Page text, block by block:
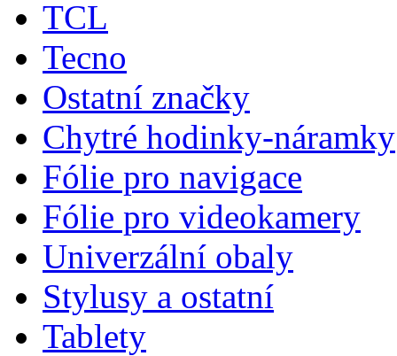
TCL
Tecno
Ostatní značky
Chytré hodinky-náramky
Fólie pro navigace
Fólie pro videokamery
Univerzální obaly
Stylusy a ostatní
Tablety